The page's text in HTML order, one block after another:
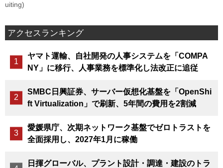
uiting)
アクセスランキング
ヤマト運輸、自社開発の人事システムを「COMPA
NY」に移行、人事業務を標準化し法改正に追従
SMBC日興証券、サーバー仮想化基盤を「OpenShi
ft Virtualization」で刷新、5年間の費用を2割減
愛媛県庁、次期ネットワーク基盤でゼロトラストを
全面採用し、2027年1月に稼働
日揮グローバル、プラント設計・調達・建設のトラ